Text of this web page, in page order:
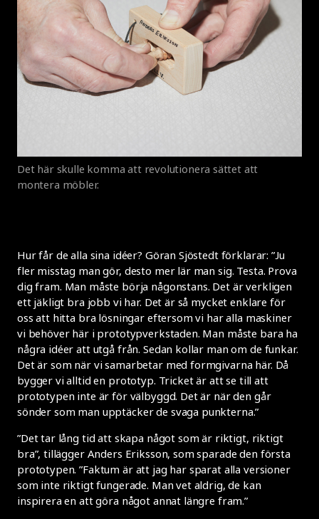
Det här skulle komma att revolutionera sättet att
montera möbler.
Hur får de alla sina idéer? Göran Sjöstedt förklarar: ”Ju
fler misstag man gör, desto mer lär man sig. Testa. Prova
dig fram. Man måste börja någonstans. Det är verkligen
ett jäkligt bra jobb vi har. Det är så mycket enklare för
oss att hitta bra lösningar eftersom vi har alla maskiner
vi behöver här i prototypverkstaden. Man måste bara ha
några idéer att utgå från. Sedan kollar man om de funkar.
Det är som när vi samarbetar med formgivarna här. Då
bygger vi alltid en prototyp. Tricket är att se till att
prototypen inte är för välbyggd. Det är när den går
sönder som man upptäcker de svaga punkterna.”
”Det tar lång tid att skapa något som är riktigt, riktigt
bra”, tillägger Anders Eriksson, som sparade den första
prototypen. ”Faktum är att jag har sparat alla versioner
som inte riktigt fungerade. Man vet aldrig, de kan
inspirera en att göra något annat längre fram.”